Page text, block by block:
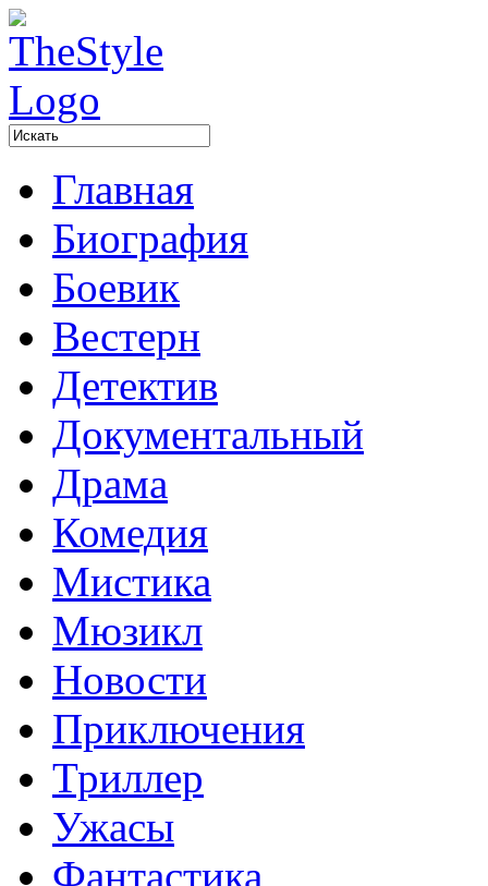
Главная
Биография
Боевик
Вестерн
Детектив
Документальный
Драма
Комедия
Мистика
Мюзикл
Новости
Приключения
Триллер
Ужасы
Фантастика